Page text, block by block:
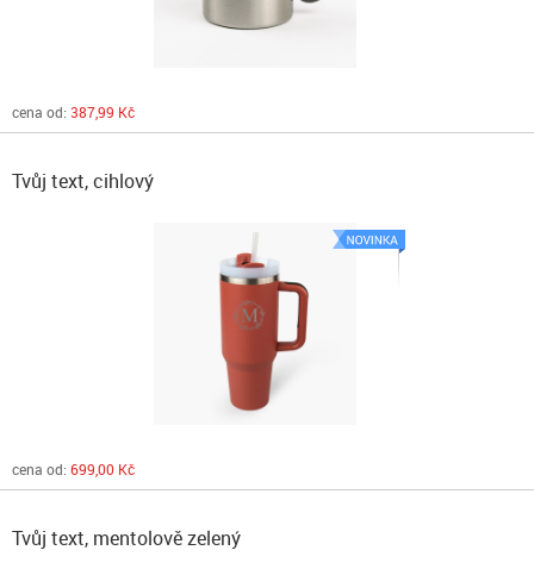
cena od: 387,99 Kč
Tvůj text, cihlový
cena od: 699,00 Kč
Tvůj text, mentolově zelený